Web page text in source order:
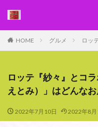
HOME グルメ ロッ
ロッテ『紗々』とコ
えとみ）」はどんなお
2022年7月10日 2022年8月
WEB デザイン SEO
カテゴリー